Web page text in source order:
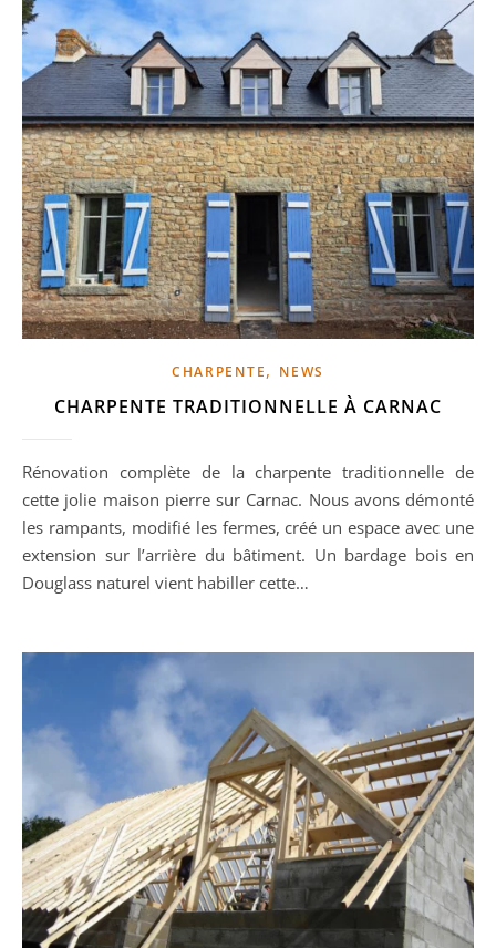
CHARPENTE, NEWS
CHARPENTE TRADITIONNELLE À CARNAC
Rénovation complète de la charpente traditionnelle de
cette jolie maison pierre sur Carnac. Nous avons démonté
les rampants, modifié les fermes, créé un espace avec une
extension sur l’arrière du bâtiment. Un bardage bois en
Douglass naturel vient habiller cette…